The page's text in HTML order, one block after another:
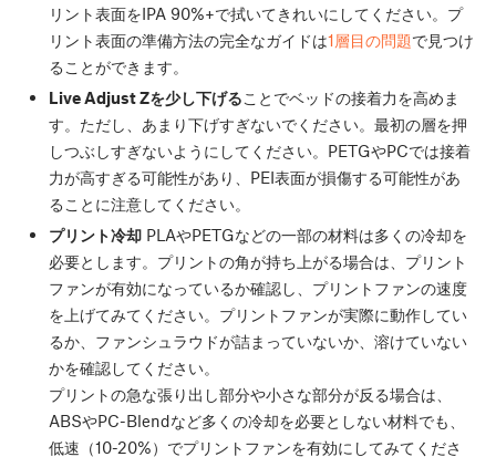
リント表面をIPA 90%+で拭いてきれいにしてください。プ
リント表面の準備方法の完全なガイドは1層目の問題で見つけ
ることができます。
Live Adjust Zを少し下げることでベッドの接着力を高めま
す。ただし、あまり下げすぎないでください。最初の層を押
しつぶしすぎないようにしてください。PETGやPCでは接着
力が高すぎる可能性があり、PEI表面が損傷する可能性があ
ることに注意してください。
プリント冷却PLAやPETGなどの一部の材料は多くの冷却を
必要とします。プリントの角が持ち上がる場合は、プリント
ファンが有効になっているか確認し、プリントファンの速度
を上げてみてください。プリントファンが実際に動作してい
るか、ファンシュラウドが詰まっていないか、溶けていない
かを確認してください。
プリントの急な張り出し部分や小さな部分が反る場合は、
ABSやPC-Blendなど多くの冷却を必要としない材料でも、
低速（10-20%）でプリントファンを有効にしてみてくださ